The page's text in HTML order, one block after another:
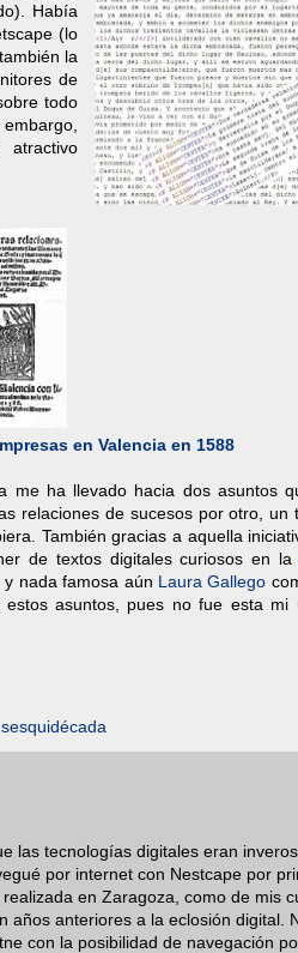
Había
(lo
la
de
todo
en Valencia en 1588
me ha llevado hacia dos asuntos
relaciones de sucesos por otro, un
También gracias a aquella
de textos digitales curiosos en la
nada famosa aún Laura Gallego
estos asuntos, pues no fue esta mi
sesquidécada
las tecnologías digitales eran
por internet con Nestcape por
en Zaragoza, como de mis
anteriores a la eclosión digital.
con la posibilidad de navegación